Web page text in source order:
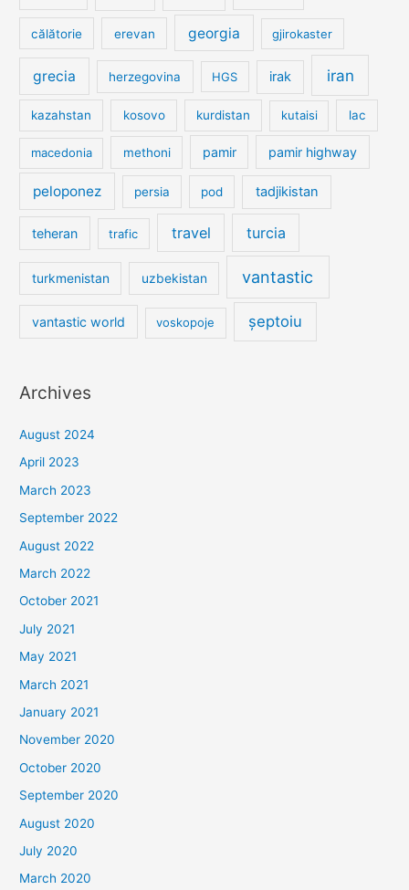
călătorie erevan georgia gjirokaster
grecia herzegovina HGS irak iran
kazahstan kosovo kurdistan kutaisi lac
macedonia methoni pamir pamir highway
peloponez persia pod tadjikistan
teheran trafic travel turcia
turkmenistan uzbekistan vantastic
vantastic world voskopoje șeptoiu
Archives
August 2024
April 2023
March 2023
September 2022
August 2022
March 2022
October 2021
July 2021
May 2021
March 2021
January 2021
November 2020
October 2020
September 2020
August 2020
July 2020
March 2020